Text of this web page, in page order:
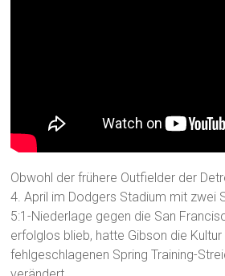
Obwohl der frühere Outfielder der
4. April im Dodgers Stadium mit zwei
5:1-Niederlage gegen die San
erfolglos blieb, hatte Gibson die Kultur
fehlgeschlagenen Spring Training-